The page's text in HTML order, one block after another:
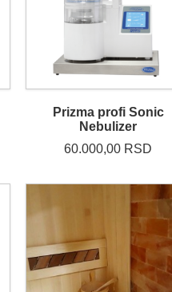
Prizma profi Sonic
Nebulizer
60.000,00 RSD